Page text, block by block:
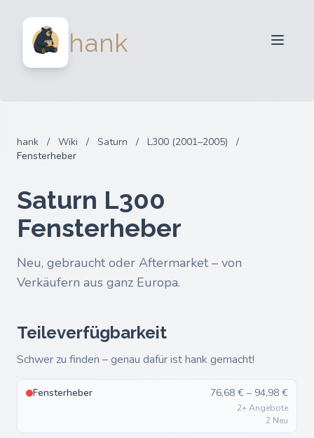
hank
Anmelden
hank / Wiki / Saturn / L300 (2001–2005)
/
Fensterheber
Saturn L300
Fensterheber
Neu, gebraucht oder Aftermarket – von
Verkäufern aus ganz Europa.
Teileverfügbarkeit
Schwer zu finden – genau dafür ist hank gemacht!
Fensterheber 76,68 € – 94,98 €
2+ Angebote
2 Neu